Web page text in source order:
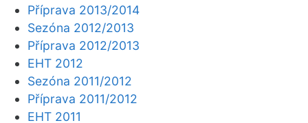
Příprava 2013/2014
Sezóna 2012/2013
Příprava 2012/2013
EHT 2012
Sezóna 2011/2012
Příprava 2011/2012
EHT 2011